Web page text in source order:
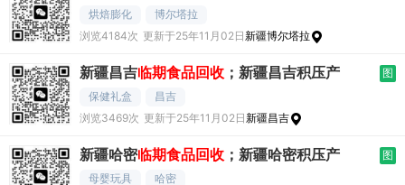
烘焙膨化
博尔塔拉
浏览4184次 更新于25年11月02日新疆博尔塔拉
新疆昌吉临期食品回收 ；新疆昌吉积压产
图
保健礼盒
昌吉
浏览3469次 更新于25年11月02日新疆昌吉
新疆哈密临期食品回收 ；新疆哈密积压产
图
母婴玩具
哈密